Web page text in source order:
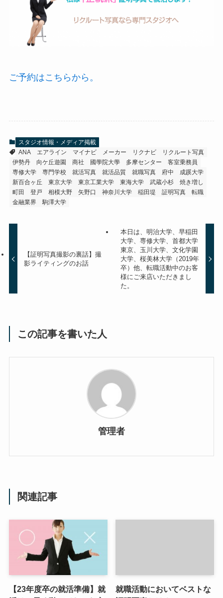
ご予約はこちらから。
スタジオ情報・メディア掲載
ANA
エアライン マイナビ メーカー リクナビ
リクルート写真
伊勢丹
向ケ丘遊園 商社 國學院大學 多摩センター
客室乗務員
専修大学
専門学校 就活写真 就活品質 就職写真 府中
成蹊大学
新百合ヶ丘
東京大学 東京工業大学 東海大学 武蔵小杉
焼き増し
町田
登戸 相模大野 矢野口 神奈川大学 稲田堤 証明写真
転職
金融業界
駒澤大学
【証明写真撮影の裏話】撮
影ライティングのお話
本日は、明治大学、早稲田
大学、専修大学、首都大学
東京、玉川大学、文化学園
大学、桜美林大学（2019年
卒）他、転職活動中のお客
様にご来店いただきまし
た。
この記事を書いた人
管理者
関連記事
【23年度卒の就活準備】就
就職活動においてベストな